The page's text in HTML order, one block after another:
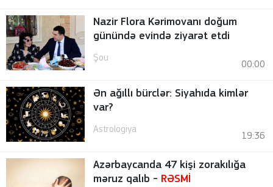
Nazir Flora Kərimovanı doğum
günündə evində ziyarət etdi
Şou
00:00
Ən ağıllı bürclər: Siyahıda kimlər
var?
Astrologiya
19:36
Azərbaycanda 47 kişi zorakılığa
məruz qalıb - RƏSMİ